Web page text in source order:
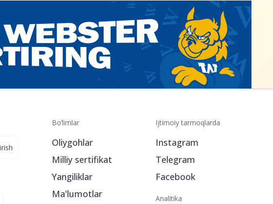
Bo‘limlar
Oliygohlar
Milliy sertifikat
Yangiliklar
Ma'lumotlar
Ijtimoiy tarmoqlarda
Instagram
Telegram
Facebook
Analitika